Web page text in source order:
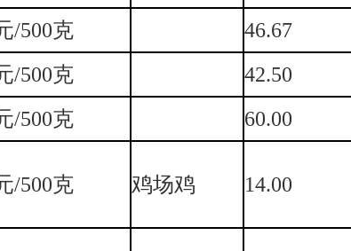
/500克 46.67
/500克 42.50
/500克 60.00
/500克 鸡场鸡 14.00